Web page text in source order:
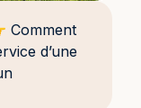
Comment
d’une